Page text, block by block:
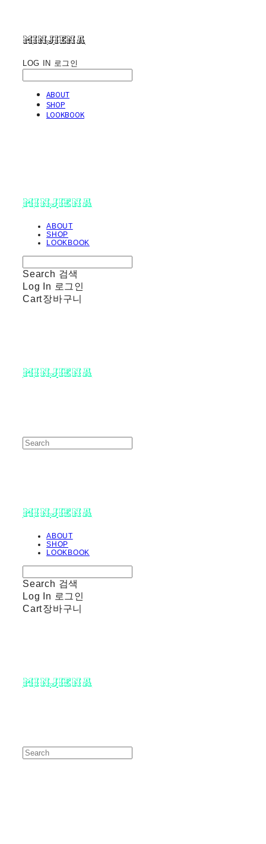
minjiena
LOG IN 로그인
ABOUT
SHOP
LOOKBOOK
minjiena
ABOUT
SHOP
LOOKBOOK
Search 검색
Log In 로그인
Cart장바구니
minjiena
minjiena
ABOUT
SHOP
LOOKBOOK
Search 검색
Log In 로그인
Cart장바구니
minjiena